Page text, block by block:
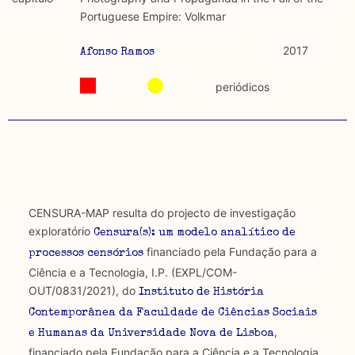
académicos.
Limitações
produzidos até 2022, contudo não foi possível ter acesso
incluídas.
discurso e uso da liberdade de expressão. Trata-se de
uma censura que é omnipresente, dado que é
Regulatória e Constitutiva : são combinadas ambas
abordagens.
Combinação teórico-empírica
Os resultados obtidos podem ser exportados em formato
.csv para importação em programas de folha de cálculo
Portuguese Empire: Volkmar
Afonso Ramos 2017
periódicos
CENSURA-MAP resulta do projecto de investigação
exploratório Censura(s): um modelo analítico de
processos censóriosfinanciado pela Fundação para a
Ciência e a Tecnologia, I.P. (EXPL/COM-
OUT/0831/2021), do Instituto de História
Contemporânea da Faculdade de Ciências Sociais
e Humanas da Universidade Nova de Lisboa,
financiado pela Fundação para a Ciência e a Tecnologia,